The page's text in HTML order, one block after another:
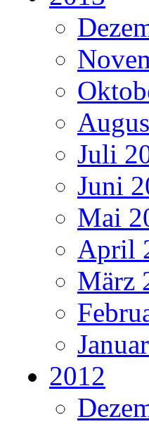
Juli
Juni
Mai
April
März
2012